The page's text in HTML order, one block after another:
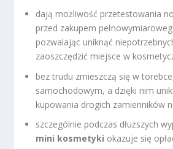
dają możliwość przetestowania
przed zakupem
pozwalając uniknąć
zaoszczędzić miejsce w
bez trudu zmieszczą się w
samochodowym, a dzięki nim
kupowania drogich zamienników
szczególnie podczas dłuższych
mini kosmetyki okazuje się